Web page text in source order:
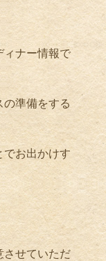
ィナー情報で
準備をする
お出かけす
させていただ